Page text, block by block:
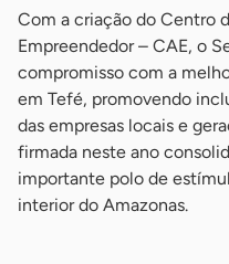
Com a criação do Centro
Empreendedor – CAE, o
compromisso com a
em Tefé, promovendo
das empresas locais e
firmada neste ano
importante polo de
interior do Amazonas.